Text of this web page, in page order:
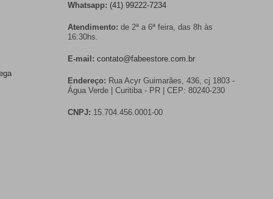
Whatsapp: (41) 99222-7234
Atendimento: de 2ª a 6ª feira, das 8h às
16:30hs.
E-mail: contato@fabeestore.com.br
Endereço: Rua Acyr Guimarães, 436, cj 1803 -
Água Verde | Curitiba - PR | CEP: 80240-230
CNPJ: 15.704.456.0001-00